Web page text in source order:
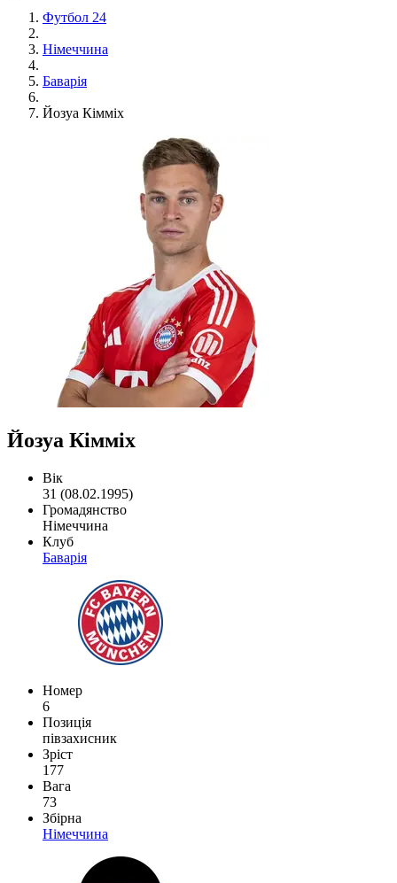
Футбол 24
Німеччина
Баварія
Йозуа Кімміх
Йозуа Кімміх
Вік
31 (08.02.1995)
Громадянство
Німеччина
Клуб
Баварія
Номер
6
Позиція
півзахисник
Зріст
177
Вага
73
Збірна
Німеччина